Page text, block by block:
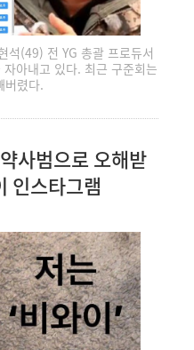
석(49) 전 YG 총괄 프로듀서
아내고 있다. 최근 구준회는
버렸다.
사범으로 오해받
인스타그램